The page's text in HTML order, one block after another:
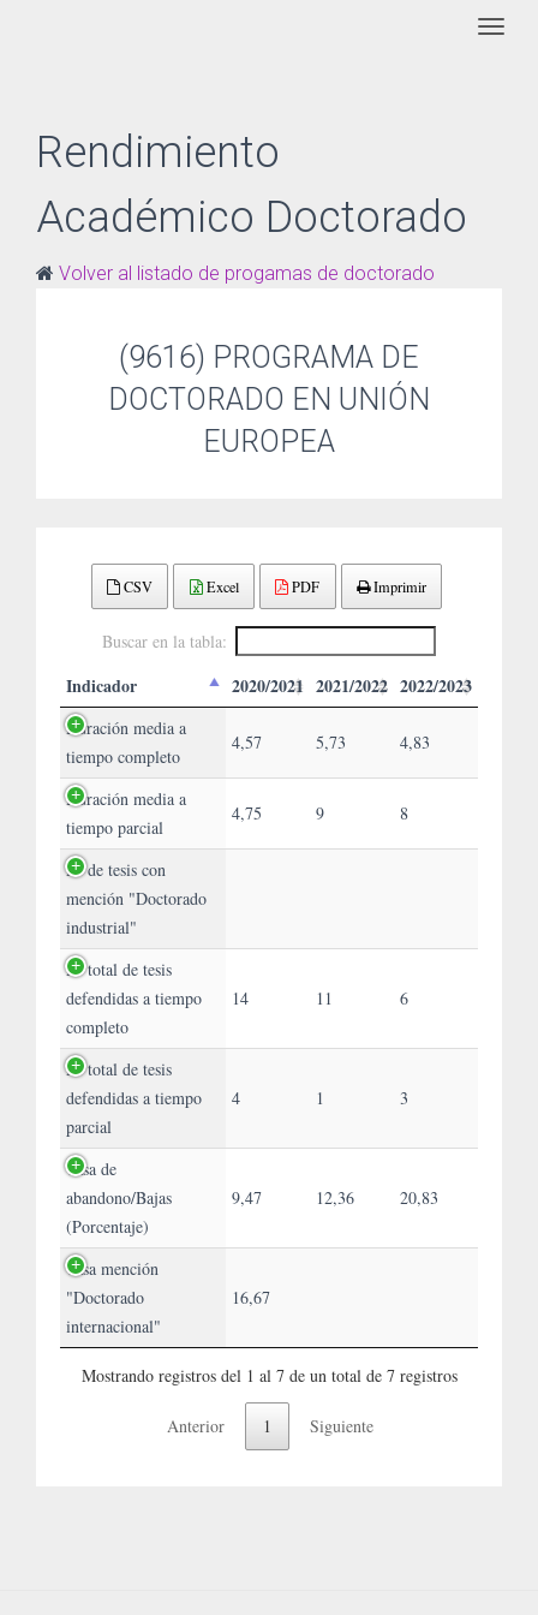
Rendimiento
Académico Doctorado
Volver al listado de progamas de doctorado
(9616) PROGRAMA DE
DOCTORADO EN UNIÓN
EUROPEA
CSV Excel PDF Imprimir
Buscar en la tabla:
Indicador 2020/2021 2021/2022 2022/2023
Duración media a
tiempo completo
4,57 5,73 4,83
Duración media a
tiempo parcial
4,75 9 8
Nº de tesis con
mención "Doctorado
industrial"
Nº total de tesis
defendidas a tiempo
completo
14 11 6
Nº total de tesis
defendidas a tiempo
parcial
4 1 3
Tasa de
abandono/Bajas
(Porcentaje)
9,47 12,36 20,83
Tasa mención
"Doctorado
internacional"
16,67
Mostrando registros del 1 al 7 de un total de 7 registros
Anterior 1 Siguiente